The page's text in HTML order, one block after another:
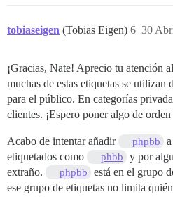
tobiaseigen (Tobias Eigen) 30
6
¡Gracias, Nate! Aprecio tu atención
muchas de estas etiquetas se utilizan
para el público. En categorías
clientes. ¡Espero poner algo de
Acabo de intentar añadir phpbb
etiquetados como
phbb
y por
extraño.
phpbb
está en el grupo
ese grupo de etiquetas no limita